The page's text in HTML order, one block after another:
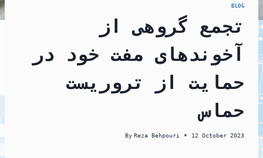
BLOG
تجمع گروهی از
آخوندهای مفت خود در
حمایت از تروریست
حماس
By Reza Behpouri 12 October 2023